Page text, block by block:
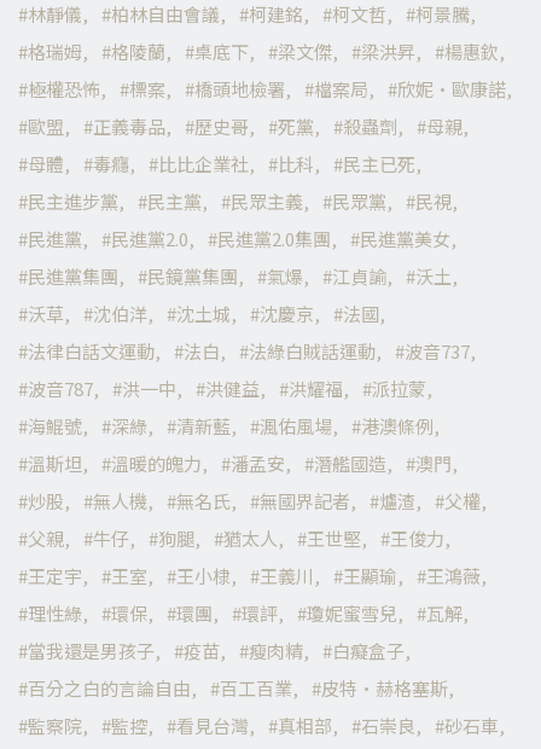
林靜儀
柏林自由會議 柯建銘 柯文哲
柯景騰
格瑞姆
格陵蘭 桌底下 梁文傑 梁洪昇
楊惠欽
極權恐怖
標案 橋頭地檢署 檔案局
欣妮·歐康諾
歐盟
正義毒品 歷史哥 死黨 殺蟲劑
母親
母體
毒癮 比比企業社 比科
民主已死
民主進步黨
民主黨 民眾主義 民眾黨
民視
民進黨
民進黨2.0 民進黨2.0集團
民進黨美女
民進黨集團
民鏡黨集團 氣爆 江貞諭
沃土
沃草
沈伯洋 沈土城 沈慶京
法國
法律白話文運動
法白 法綠白賊話運動
波音737
波音787
洪一中 洪健益 洪耀福
派拉蒙
海鯤號
深綠 清新藍 渢佑風場
港澳條例
溫斯坦
溫暖的魄力 潘孟安 潛艦國造
澳門
炒股
無人機 無名氏 無國界記者 爐渣
父權
父親
牛仔 狗腿 猶太人 王世堅
王俊力
王定宇
王室 王小棣 王義川 王顯瑜
王鴻薇
理性綠
環保 環團 環評 瓊妮蜜雪兒
瓦解
當我還是男孩子
疫苗 瘦肉精
白癡盒子
百分之白的言論自由
百工百業
皮特·赫格塞斯
監察院
監控 看見台灣 真相部 石崇良
砂石車